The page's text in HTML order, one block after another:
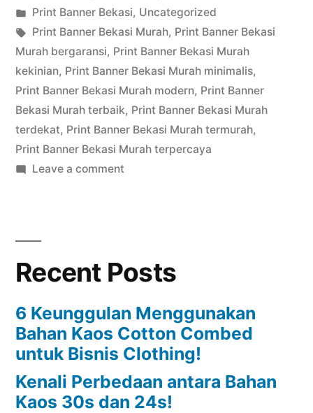
by
Posted
in
Print Banner Bekasi, Uncategorized
Tags:
Print Banner Bekasi Murah, Print Banner Bekasi
Murah bergaransi, Print Banner Bekasi Murah
kekinian, Print Banner Bekasi Murah minimalis,
Print Banner Bekasi Murah modern, Print Banner
Bekasi Murah terbaik, Print Banner Bekasi Murah
terdekat, Print Banner Bekasi Murah termurah,
Print Banner Bekasi Murah terpercaya
Leave a commenton
Recent Posts
6 Keunggulan Menggunakan
Bahan Kaos Cotton Combed
untuk Bisnis Clothing!
Kenali Perbedaan antara Bahan
Kaos 30s dan 24s!